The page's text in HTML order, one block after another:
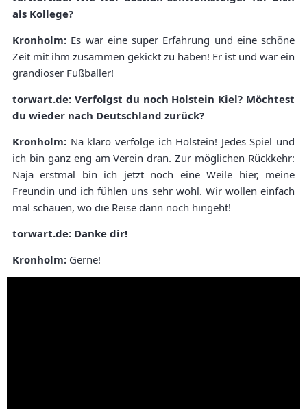
als Kollege?
Kronholm: Es war eine super Erfahrung und eine schöne
Zeit mit ihm zusammen gekickt zu haben! Er ist und war ein
grandioser Fußballer!
torwart.de: Verfolgst du noch Holstein Kiel? Möchtest
du wieder nach Deutschland zurück?
Kronholm: Na klaro verfolge ich Holstein! Jedes Spiel und
ich bin ganz eng am Verein dran. Zur möglichen Rückkehr:
Naja erstmal bin ich jetzt noch eine Weile hier, meine
Freundin und ich fühlen uns sehr wohl. Wir wollen einfach
mal schauen, wo die Reise dann noch hingeht!
torwart.de: Danke dir!
Kronholm: Gerne!